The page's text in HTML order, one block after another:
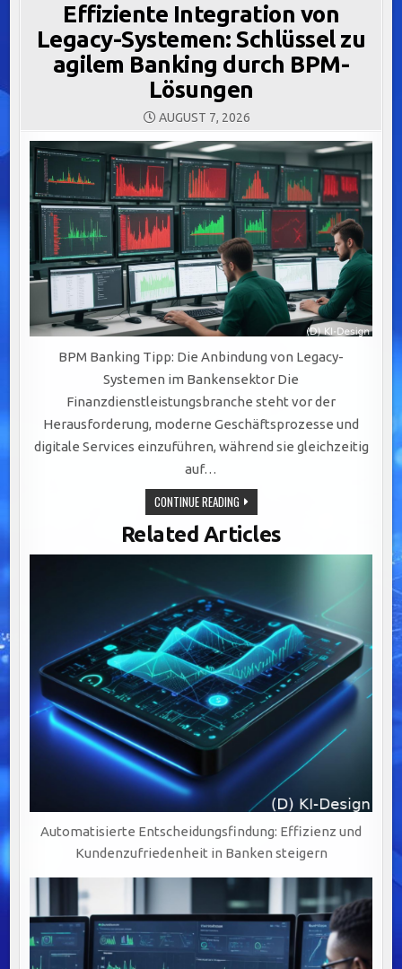
Effiziente Integration von
Legacy-Systemen: Schlüssel zu
agilem Banking durch BPM-
Lösungen
AUGUST 7, 2026
BPM Banking Tipp: Die Anbindung von Legacy-
Systemen im Bankensektor Die
Finanzdienstleistungsbranche steht vor der
Herausforderung, moderne Geschäftsprozesse und
digitale Services einzuführen, während sie gleichzeitig
auf…
CONTINUE READINGEFFIZIENTE
INTEGRATION
VON
LEGACY-
SYSTEMEN:
SCHLÜSSEL
BANKING
DURCH
BPM-
LÖSUNGEN
Related Articles
Automatisierte Entscheidungsfindung: Effizienz und
Kundenzufriedenheit in Banken steigern